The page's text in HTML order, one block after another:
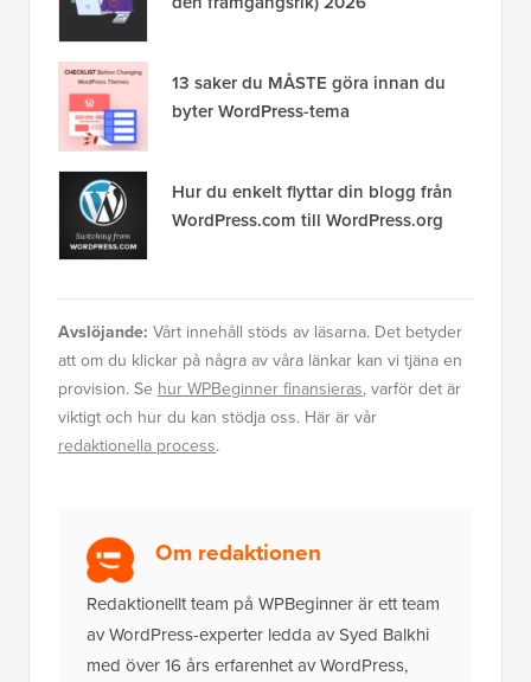
13 saker du MÅSTE göra innan du
byter WordPress-tema
Hur du enkelt flyttar din blogg från
WordPress.com till WordPress.org
Avslöjande: Vårt innehåll stöds av läsarna. Det betyder
att om du klickar på några av våra länkar kan vi tjäna en
provision. Se hur WPBeginner finansieras, varför det är
viktigt och hur du kan stödja oss. Här är vår
redaktionella process.
Om redaktionen
Redaktionellt team på WPBeginner är ett team
av WordPress-experter ledda av Syed Balkhi
med över 16 års erfarenhet av WordPress,